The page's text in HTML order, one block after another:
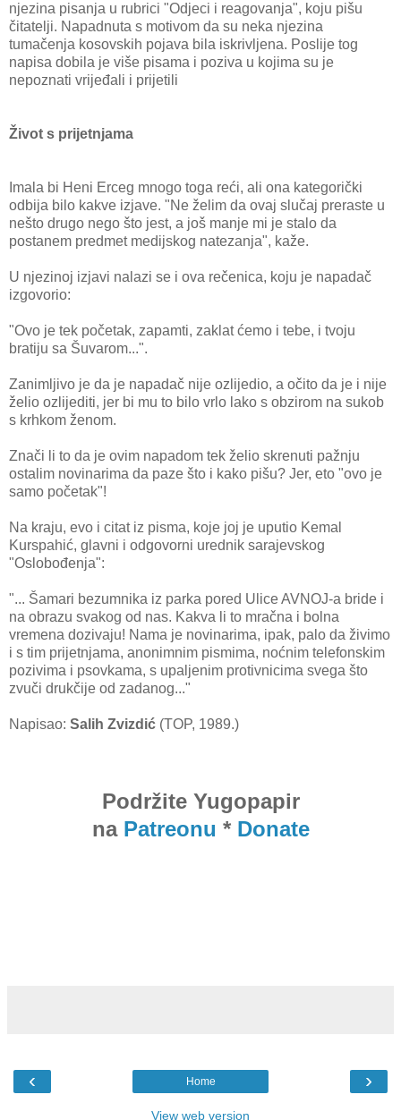
njezina pisanja u rubrici "Odjeci i reagovanja", koju pišu
čitatelji. Napadnuta s motivom da su neka njezina
tumačenja kosovskih pojava bila iskrivljena. Poslije tog
napisa dobila je više pisama i poziva u kojima su je
nepoznati vrijeđali i prijetili
Život s prijetnjama
Imala bi Heni Erceg mnogo toga reći, ali ona kategorički
odbija bilo kakve izjave. "Ne želim da ovaj slučaj preraste u
nešto drugo nego što jest, a još manje mi je stalo da
postanem predmet medijskog natezanja", kaže.
U njezinoj izjavi nalazi se i ova rečenica, koju je napadač
izgovorio:
"Ovo je tek početak, zapamti, zaklat ćemo i tebe, i tvoju
bratiju sa Šuvarom...".
Zanimljivo je da je napadač nije ozlijedio, a očito da je i nije
želio ozlijediti, jer bi mu to bilo vrlo lako s obzirom na sukob
s krhkom ženom.
Znači li to da je ovim napadom tek želio skrenuti pažnju
ostalim novinarima da paze što i kako pišu? Jer, eto "ovo je
samo početak"!
Na kraju, evo i citat iz pisma, koje joj je uputio Kemal
Kurspahić, glavni i odgovorni urednik sarajevskog
"Oslobođenja":
"... Šamari bezumnika iz parka pored Ulice AVNOJ-a bride i
na obrazu svakog od nas. Kakva li to mračna i bolna
vremena dozivaju! Nama je novinarima, ipak, palo da živimo
i s tim prijetnjama, anonimnim pismima, noćnim telefonskim
pozivima i psovkama, s upaljenim protivnicima svega što
zvuči drukčije od zadanog..."
Napisao: Salih Zvizdić (TOP, 1989.)
Podržite Yugopapir
na Patreonu * Donate
‹ ›
Home
View web version